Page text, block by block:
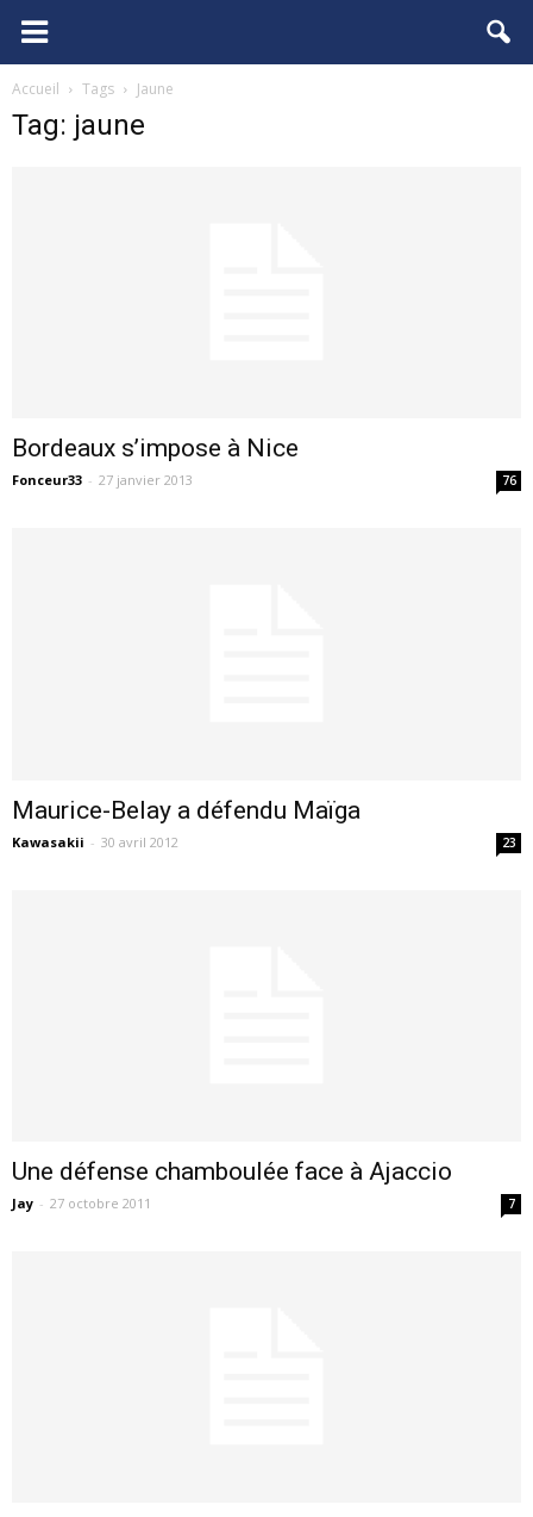
FCGB.net
Accueil Tags Jaune
Tag: jaune
Bordeaux s’impose à Nice
Fonceur33 - 27 janvier 2013 76
Maurice-Belay a défendu Maïga
Kawasakii - 30 avril 2012 23
Une défense chamboulée face à Ajaccio
Jay - 27 octobre 2011 7